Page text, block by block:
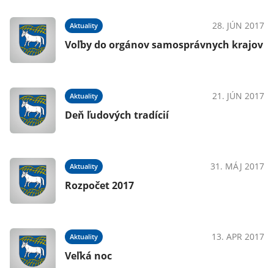
Aktuality 28. JÚN 2017
Voľby do orgánov samosprávnych krajov
Aktuality 21. JÚN 2017
Deň ľudových tradícií
Aktuality 31. MÁJ 2017
Rozpočet 2017
Aktuality 13. APR 2017
Veľká noc